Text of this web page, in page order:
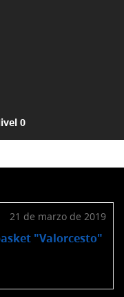
0
21 de marzo de 2019
"Valorcesto"